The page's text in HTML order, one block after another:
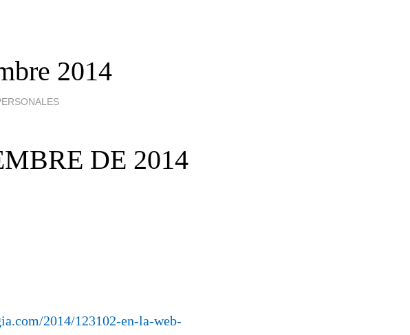
2014
DE 2014
2014/123102-en-la-web-